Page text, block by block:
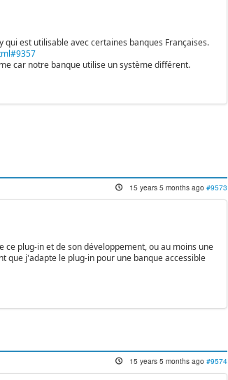
est utilisable avec certaines banques Françaises.
car notre banque utilise un système différent.
15 years 5 months ago #9573
plug-in et de son développement, ou au moins une
que j'adapte le plug-in pour une banque accessible
15 years 5 months ago #9574